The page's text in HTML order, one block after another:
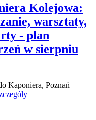
Kolejowa:
warsztaty,
- plan
w sierpniu
Kaponiera, Poznań